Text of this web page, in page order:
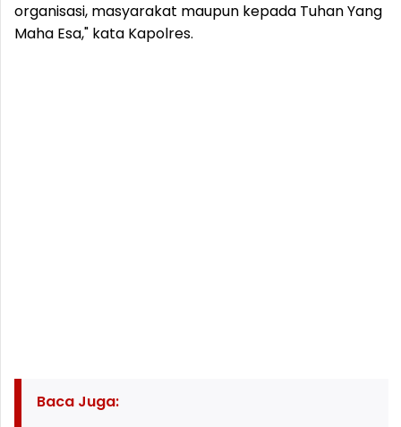
organisasi, masyarakat maupun kepada Tuhan Yang
Maha Esa," kata Kapolres.
Baca Juga: